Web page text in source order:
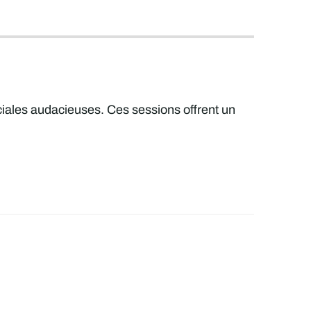
audacieuses. Ces sessions offrent un